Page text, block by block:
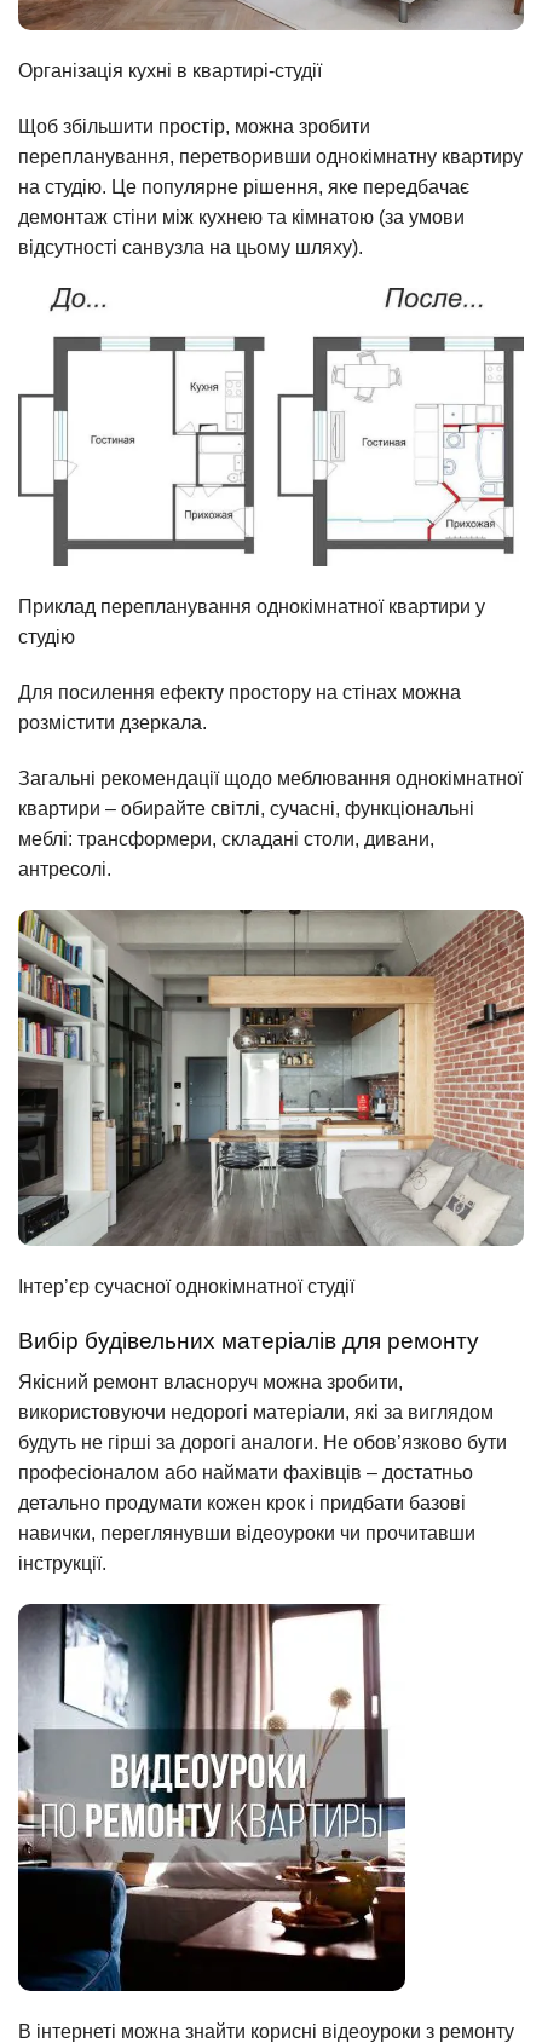
Організація кухні в квартирі-студії
Щоб збільшити простір, можна зробити
перепланування, перетворивши однокімнатну квартиру
на студію. Це популярне рішення, яке передбачає
демонтаж стіни між кухнею та кімнатою (за умови
відсутності санвузла на цьому шляху).
Приклад перепланування однокімнатної квартири у
студію
Для посилення ефекту простору на стінах можна
розмістити дзеркала.
Загальні рекомендації щодо меблювання однокімнатної
квартири – обирайте світлі, сучасні, функціональні
меблі: трансформери, складані столи, дивани,
антресолі.
Інтер’єр сучасної однокімнатної студії
Вибір будівельних матеріалів для ремонту
Якісний ремонт власноруч можна зробити,
використовуючи недорогі матеріали, які за виглядом
будуть не гірші за дорогі аналоги. Не обов’язково бути
професіоналом або наймати фахівців – достатньо
детально продумати кожен крок і придбати базові
навички, переглянувши відеоуроки чи прочитавши
інструкції.
В інтернеті можна знайти корисні відеоуроки з ремонту